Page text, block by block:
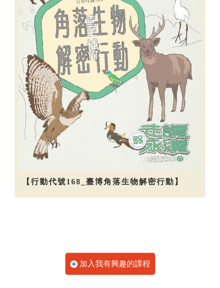
【行動代號168_臺博角落生物解密行動】
加入我有興趣的課程